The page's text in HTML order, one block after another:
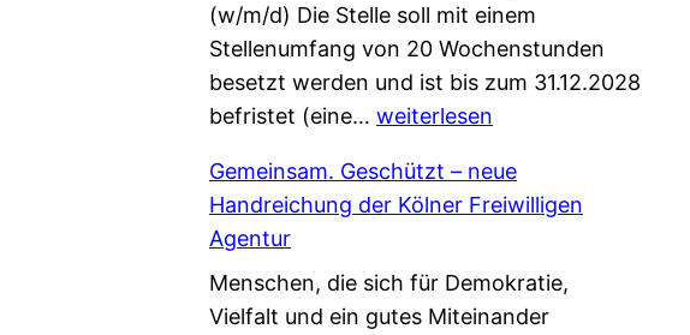
(w/m/d) Die Stelle soll mit einem
Stellenumfang von 20 Wochenstunden
besetzt werden und ist bis zum 31.12.2028
befristet (eine… W
r
s
c
h
weiterlesen
Gemeinsam. Geschützt – neue
Handreichung der Kölner Freiwilligen
Agentur
Menschen, die sich für Demokratie,
Vielfalt und ein gutes Miteinander